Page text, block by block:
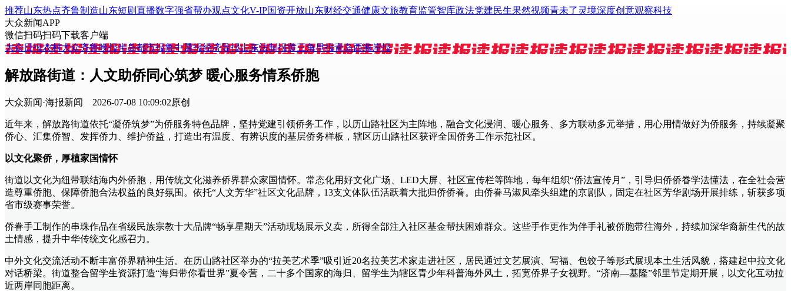
推荐山东热点齐鲁制造山东短剧直播数字强省帮办观点文化V-IP国资开放山东财经交通健康文旅教育监管智库政法党建民生果然视频青未了 灵境深度创意观察科技
大众新闻APP
微信扫码扫码下载客户端
大众日报农村大众齐鲁晚报半岛都市报鲁中晨报经济导报山东法制报黄三角早报青岛西海岸报
解放路街道：人文助侨同心筑梦 暖心服务情系侨胞
大众新闻·海报新闻 2026-07-08 10:09:02原创
近年来，解放路街道依托“凝侨筑梦”为侨服务特色品牌，坚持党建引领侨务工作，以历山路社区为主阵地，融合文化浸润、暖心服务、多方联动多元举措，用心用情做好为侨服务，持续凝聚
侨心、汇集侨智、发挥侨力、维护侨益，打造出有温度、有辨识度的基层侨务样板，辖区历山路社区获评全国侨务工作示范社区。
以文化聚侨，厚植家国情怀
街道以文化为纽带联结海内外侨胞，用传统文化滋养侨界群众家国情怀。常态化用好文化广场、LED大屏、社区宣传栏等阵地，每年组织“侨法宣传月”，引导归侨侨眷学法懂法，在全社会营
造尊重侨胞、保障侨胞合法权益的良好氛围。依托“人文芳华”社区文化品牌，13支文体队伍活跃着大批归侨侨眷。由侨眷马淑凤牵头组建的京剧队，固定在社区芳华剧场开展排练，斩获多项
省市级赛事荣誉。
侨眷手工制作的串珠作品在省级民族宗教十大品牌“畅享星期天”活动现场展示义卖，所得全部注入社区基金帮扶困难群众。这些手作更作为伴手礼被侨胞带往海外，持续加深华裔新生代的故
土情感，提升中华传统文化感召力。
中外文化交流活动不断丰富侨界精神生活。在历山路社区举办的“拉美艺术季”吸引近20名拉美艺术家走进社区，居民通过文艺展演、写福、包饺子等形式展现本土生活风貌，搭建起中拉文化
对话桥梁。街道整合留学生资源打造“海归带你看世界”夏令营，二十多个国家的海归、留学生为辖区青少年科普海外风土，拓宽侨界子女视野。“济南—基隆”邻里节定期开展，以文化互动拉
近两岸同胞距离。